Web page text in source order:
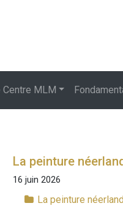
Centre MLM
La peinture
16 juin 2026
La peinture